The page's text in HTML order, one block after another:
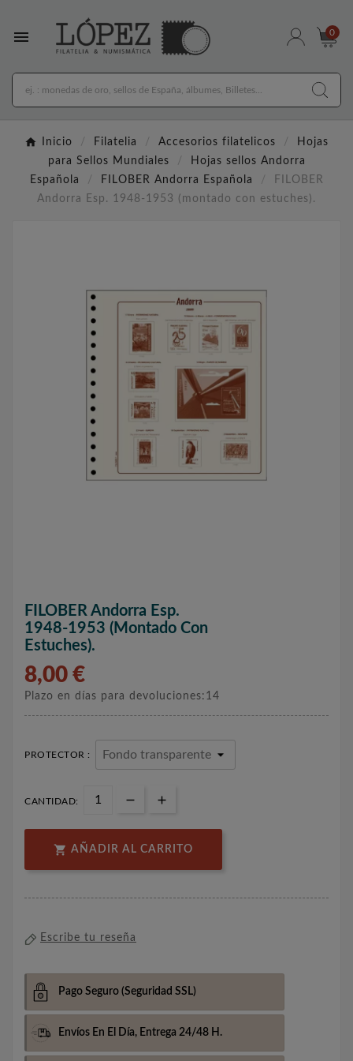
 0
Inicio Filatelia Accesorios filatelicos
Hojas
para Sellos Mundiales
Hojas sellos Andorra
Española
FILOBER Andorra Española
FILOBER
Andorra Esp. 1948-1953 (montado con estuches).
FILOBER Andorra Esp.
1948-1953 (montado Con
Estuches).
8,00 €
Plazo en días para devoluciones:14
PROTECTOR :
CANTIDAD:
 AÑADIR AL CARRITO
Escribe tu reseña
Pago Seguro (Seguridad SSL)
Envíos En El Día, Entrega 24/48 H.